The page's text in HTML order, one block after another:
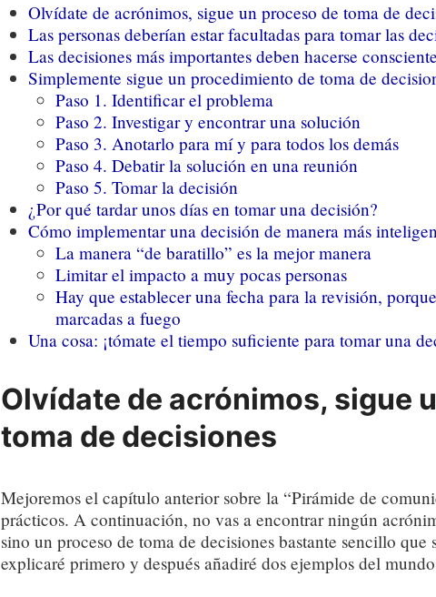
Olvídate de acrónimos, sigue un proceso de toma de
Las personas deberían estar facultadas para tomar las
Las decisiones más importantes deben hacerse
Simplemente sigue un procedimiento de toma de
Paso 1. Identificar el problema
Paso 2. Investigar y encontrar una solución
Paso 3. Anotarlo para mí y para todos los demás
Paso 4. Debatir la solución en una reunión
Paso 5. Tomar la decisión
¿Por qué tardar unos días en tomar una decisión?
Cómo implementar una decisión de manera más
La manera “de baratillo” es la mejor manera
Limitar el impacto a muy pocas personas
Hay que establecer una fecha para la revisión,
marcadas a fuego
Una cosa: ¡tómate el tiempo suficiente para tomar una
Olvídate de acrónimos, sigue
toma de decisiones
Mejoremos el capítulo anterior sobre la “Pirámide de
prácticos. A continuación, no vas a encontrar ningún
sino un proceso de toma de decisiones bastante sencillo
explicaré primero y después añadiré dos ejemplos del